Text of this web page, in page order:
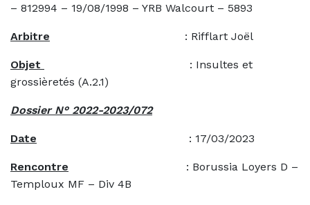
– 812994 – 19/08/1998 – YRB Walcourt – 5893
Arbitre : Rifflart Joël
Objet
: Insultes et
grossièretés (A.2.1)
Dossier N° 2022-2023/072
Date : 17/03/2023
Rencontre : Borussia Loyers D –
Temploux MF – Div 4B